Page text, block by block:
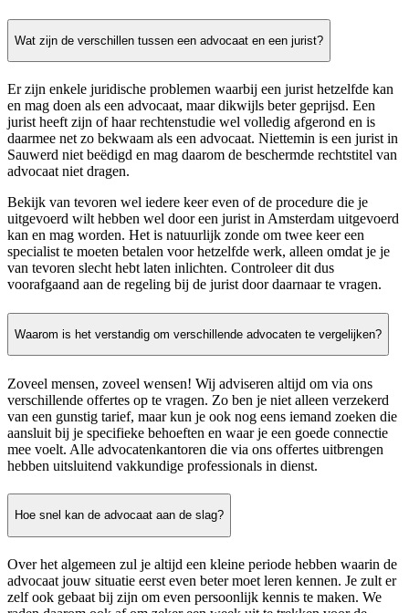
Wat zijn de verschillen tussen een advocaat en een jurist?
Er zijn enkele juridische problemen waarbij een jurist hetzelfde kan
en mag doen als een advocaat, maar dikwijls beter geprijsd. Een
jurist heeft zijn of haar rechtenstudie wel volledig afgerond en is
daarmee net zo bekwaam als een advocaat. Niettemin is een jurist in
Sauwerd niet beëdigd en mag daarom de beschermde rechtstitel van
advocaat niet dragen.
Bekijk van tevoren wel iedere keer even of de procedure die je
uitgevoerd wilt hebben wel door een jurist in Amsterdam uitgevoerd
kan en mag worden. Het is natuurlijk zonde om twee keer een
specialist te moeten betalen voor hetzelfde werk, alleen omdat je je
van tevoren slecht hebt laten inlichten. Controleer dit dus
voorafgaand aan de regeling bij de jurist door daarnaar te vragen.
Waarom is het verstandig om verschillende advocaten te vergelijken?
Zoveel mensen, zoveel wensen! Wij adviseren altijd om via ons
verschillende offertes op te vragen. Zo ben je niet alleen verzekerd
van een gunstig tarief, maar kun je ook nog eens iemand zoeken die
aansluit bij je specifieke behoeften en waar je een goede connectie
mee voelt. Alle advocatenkantoren die via ons offertes uitbrengen
hebben uitsluitend vakkundige professionals in dienst.
Hoe snel kan de advocaat aan de slag?
Over het algemeen zul je altijd een kleine periode hebben waarin de
advocaat jouw situatie eerst even beter moet leren kennen. Je zult er
zelf ook gebaat bij zijn om even persoonlijk kennis te maken. We